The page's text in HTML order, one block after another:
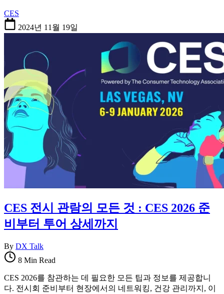
CES
2024년 11월 19일
CES 전시 관람의 모든 것 : CES 2026 준
비부터 투어 상세까지
By DX Talk
8 Min Read
CES 2026를 참관하는 데 필요한 모든 팁과 정보를 제공합니
다. 전시회 준비부터 현장에서의 네트워킹, 건강 관리까지, 이